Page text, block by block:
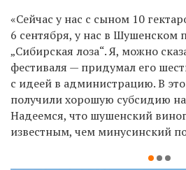
«Сейчас у нас с сыном 10
6 сентября, у нас в Шушенском
„Сибирская лоза“. Я, можно
фестиваля — придумал его
с идеей в администрацию. В
получили хорошую субсидию
Надеемся, что шушенский
известным, чем минусинский